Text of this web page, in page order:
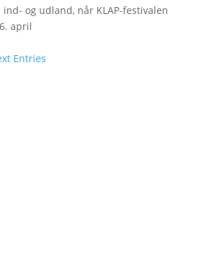
og udland, når KLAP-festivalen
april
Entries